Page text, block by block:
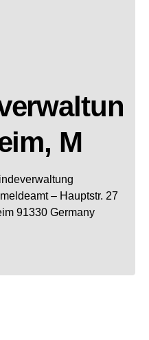
M
– Hauptstr. 27
91330 Germany